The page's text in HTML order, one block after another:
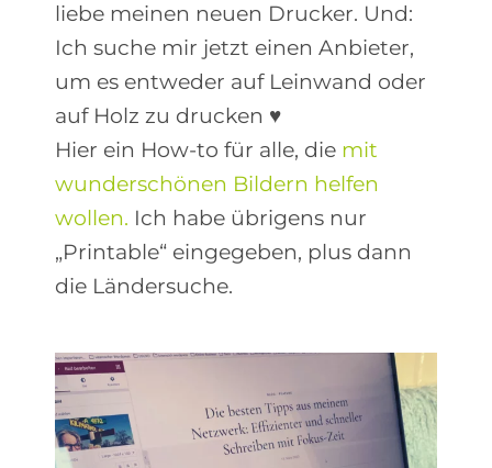
liebe meinen neuen Drucker. Und:
Ich suche mir jetzt einen Anbieter,
um es entweder auf Leinwand oder
auf Holz zu drucken ♥
Hier ein How-to für alle, die mit
wunderschönen Bildern helfen
wollen. Ich habe übrigens nur
„Printable“ eingegeben, plus dann
die Ländersuche.